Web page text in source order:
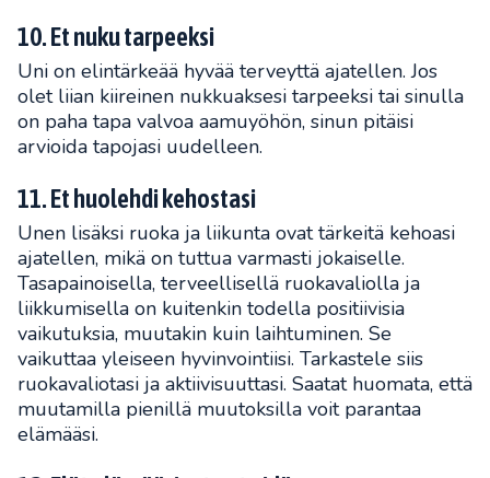
10. Et nuku tarpeeksi
Uni on elintärkeää hyvää terveyttä ajatellen. Jos
olet liian kiireinen nukkuaksesi tarpeeksi tai sinulla
on paha tapa valvoa aamuyöhön, sinun pitäisi
arvioida tapojasi uudelleen.
11. Et huolehdi kehostasi
Unen lisäksi ruoka ja liikunta ovat tärkeitä kehoasi
ajatellen, mikä on tuttua varmasti jokaiselle.
Tasapainoisella, terveellisellä ruokavaliolla ja
liikkumisella on kuitenkin todella positiivisia
vaikutuksia, muutakin kuin laihtuminen. Se
vaikuttaa yleiseen hyvinvointiisi. Tarkastele siis
ruokavaliotasi ja aktiivisuuttasi. Saatat huomata, että
muutamilla pienillä muutoksilla voit parantaa
elämääsi.